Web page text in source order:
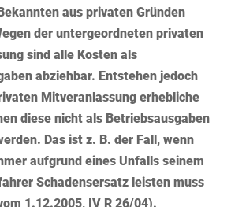
aus privaten Gründen
der untergeordneten privaten
sind alle Kosten als
abziehbar. Entstehen jedoch
Mitveranlassung erhebliche
diese nicht als Betriebsausgaben
Das ist z. B. der Fall, wenn
aufgrund eines Unfalls seinem
Schadensersatz leisten muss
1.12.2005, IV R 26/04).